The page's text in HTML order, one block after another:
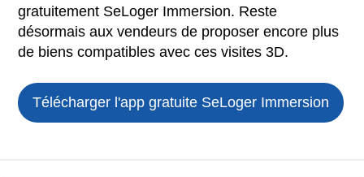
gratuitement SeLoger Immersion. Reste
désormais aux vendeurs de proposer encore plus
de biens compatibles avec ces visites 3D.
Télécharger l'app gratuite SeLoger Immersion